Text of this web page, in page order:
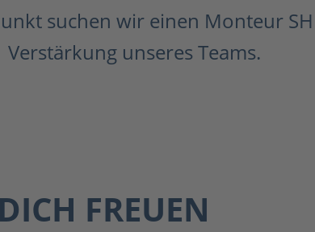
suchen wir einen Monteur
Verstärkung unseres Teams.
FREUEN